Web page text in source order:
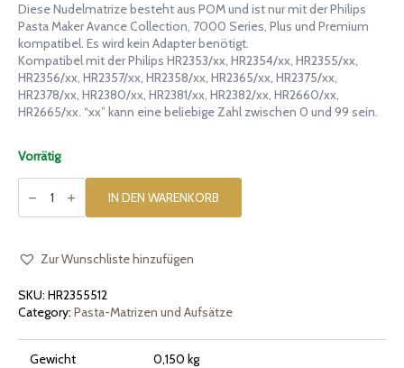
Diese Nudelmatrize besteht aus POM und ist nur mit der Philips
Pasta Maker Avance Collection, 7000 Series, Plus und Premium
kompatibel. Es wird kein Adapter benötigt.
Kompatibel mit der Philips HR2353/xx, HR2354/xx, HR2355/xx,
HR2356/xx, HR2357/xx, HR2358/xx, HR2365/xx, HR2375/xx,
HR2378/xx, HR2380/xx, HR2381/xx, HR2382/xx, HR2660/xx,
HR2665/xx. “xx” kann eine beliebige Zahl zwischen 0 und 99 sein.
Vorrätig
Matrize
aus
Coccinella
Pasta
and
7000
Series
IN DEN WARENKORB
Zur Wunschliste hinzufügen
SKU: HR2355512
Category: Pasta-Matrizen und Aufsätze
Gewicht 0,150 kg